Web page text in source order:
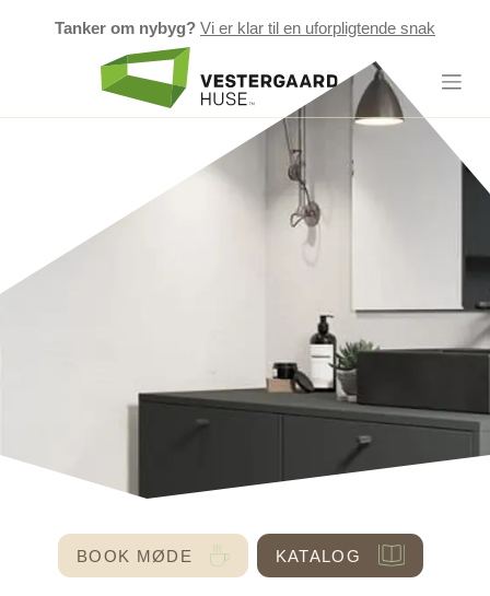
Tanker om nybyg? Vi er klar til en uforpligtende snak
BOOK MØDE KATALOG